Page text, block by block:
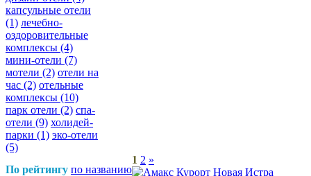
капсульные отели
(1) лечебно-
оздоровительные
комплексы (4)
мини-отели (7)
мотели (2) отели на
час (2) отельные
комплексы (10)
парк отели (2) спа-
отели (9) холидей-
парки (1) эко-отели
(5)
По рейтингу по названию
1 2 »